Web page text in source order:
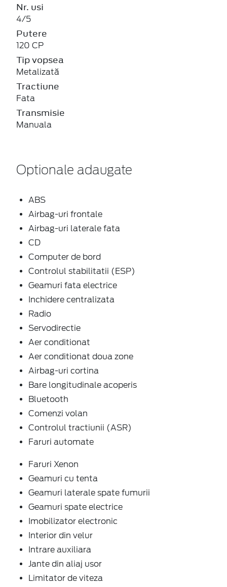
Nr. usi
4/5
Putere
120 CP
Tip vopsea
Metalizată
Tractiune
Fata
Transmisie
Manuala
Optionale adaugate
ABS
Airbag-uri frontale
Airbag-uri laterale fata
CD
Computer de bord
Controlul stabilitatii (ESP)
Geamuri fata electrice
Inchidere centralizata
Radio
Servodirectie
Aer conditionat
Aer conditionat doua zone
Airbag-uri cortina
Bare longitudinale acoperis
Bluetooth
Comenzi volan
Controlul tractiunii (ASR)
Faruri automate
Faruri Xenon
Geamuri cu tenta
Geamuri laterale spate fumurii
Geamuri spate electrice
Imobilizator electronic
Interior din velur
Intrare auxiliara
Jante din aliaj usor
Limitator de viteza